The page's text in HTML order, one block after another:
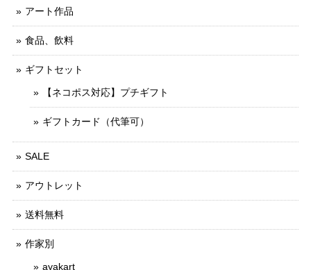
アート作品
食品、飲料
ギフトセット
【ネコポス対応】プチギフト
ギフトカード（代筆可）
SALE
アウトレット
送料無料
作家別
ayakart